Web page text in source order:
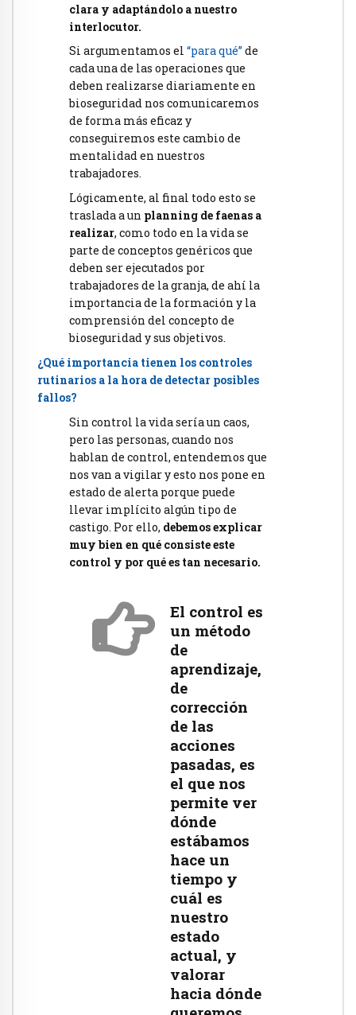
clara y adaptándolo a nuestro
interlocutor.
Si argumentamos el “para qué” de
cada una de las operaciones que
deben realizarse diariamente en
bioseguridad nos comunicaremos
de forma más eficaz y
conseguiremos este cambio de
mentalidad en nuestros
trabajadores.
Lógicamente, al final todo esto se
traslada a un planning de faenas a
realizar, como todo en la vida se
parte de conceptos genéricos que
deben ser ejecutados por
trabajadores de la granja, de ahí la
importancia de la formación y la
comprensión del concepto de
bioseguridad y sus objetivos.
¿Qué importancia tienen los controles
rutinarios a la hora de detectar posibles
fallos?
Sin control la vida sería un caos,
pero las personas, cuando nos
hablan de control, entendemos que
nos van a vigilar y esto nos pone en
estado de alerta porque puede
llevar implícito algún tipo de
castigo. Por ello, debemos explicar
muy bien en qué consiste este
control y por qué es tan necesario.
El control es
un método
de
aprendizaje,
de
corrección
de las
acciones
pasadas, es
el que nos
permite ver
dónde
estábamos
hace un
tiempo y
cuál es
nuestro
estado
actual, y
valorar
hacia dónde